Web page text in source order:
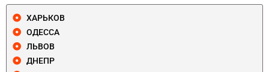
ХАРЬКОВ
ОДЕССА
ЛЬВОВ
ДНЕПР